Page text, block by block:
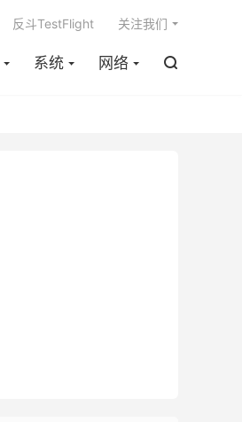
系统 网络 
反斗TestFlight 关注我们